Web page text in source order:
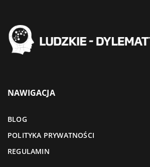
NAWIGACJA
BLOG
POLITYKA PRYWATNOŚCI
REGULAMIN